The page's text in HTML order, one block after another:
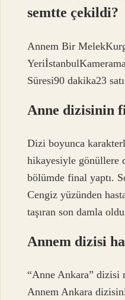
semtte çekildi?
Annem Bir
Süresi90 dakika23
Anne dizisinin
Dizi boyunca
hikayesiyle gönüllere
bölümde final yaptı.
Cengiz yüzünden
taşıran son damla
Annem dizisi
“Anne Ankara” dizisi
Annem Ankara